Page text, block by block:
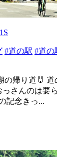
#道の駅 #道の
の帰り道🐰⁡
さんのは要
記念きっ...